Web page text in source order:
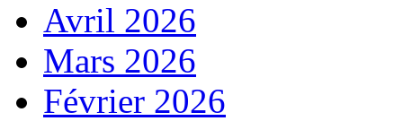
Avril 2026
Mars 2026
Février 2026